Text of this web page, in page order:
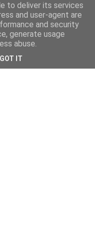
to deliver its services
and user-agent are
and security
generate usage
abuse.
GOT IT